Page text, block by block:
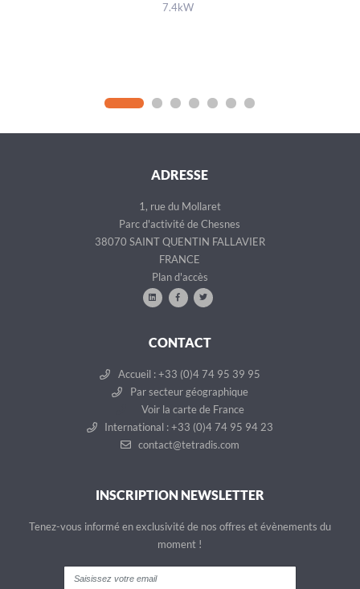
7.4kW
ADRESSE
1, rue du Mollaret
Parc d'activité de Chesnes
38070 SAINT QUENTIN FALLAVIER
FRANCE
Plan d'accès
CONTACT
Accueil : +33 (0)4 74 95 39 95
Par secteur géographique
Voir la carte de France
International : +33 (0)4 74 95 94 23
contact@tetradis.com
INSCRIPTION NEWSLETTER
Tenez-vous informé en exclusivité de nos offres et évènements du
moment !